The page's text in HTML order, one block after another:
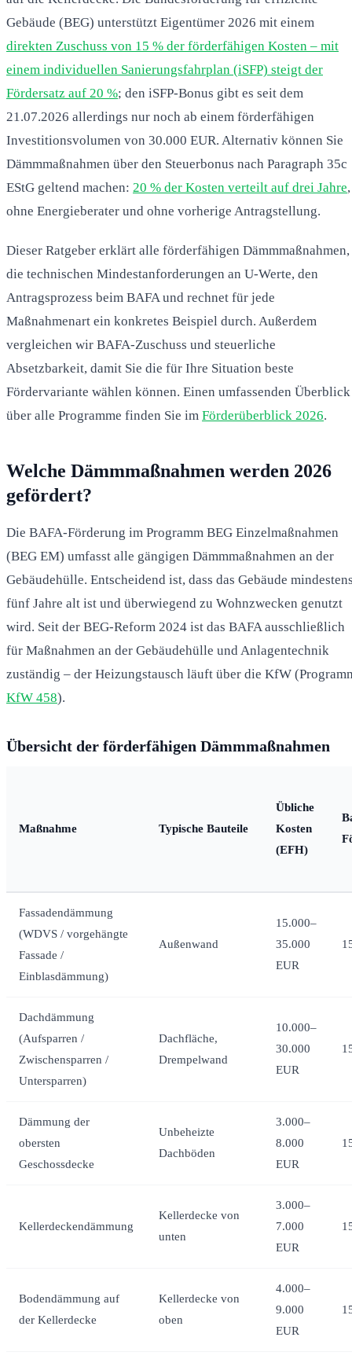
Gebäude (BEG) unterstützt Eigentümer 2026 mit einem
direkten Zuschuss von 15 % der förderfähigen Kosten – mit
einem individuellen Sanierungsfahrplan (iSFP) steigt der
Fördersatz auf 20 %; den iSFP-Bonus gibt es seit dem
21.07.2026 allerdings nur noch ab einem förderfähigen
Investitionsvolumen von 30.000 EUR. Alternativ können Sie
Dämmmaßnahmen über den Steuerbonus nach Paragraph 35c
EStG geltend machen: 20 % der Kosten verteilt auf drei Jahre,
ohne Energieberater und ohne vorherige Antragstellung.
Dieser Ratgeber erklärt alle förderfähigen Dämmmaßnahmen,
die technischen Mindestanforderungen an U-Werte, den
Antragsprozess beim BAFA und rechnet für jede
Maßnahmenart ein konkretes Beispiel durch. Außerdem
vergleichen wir BAFA-Zuschuss und steuerliche
Absetzbarkeit, damit Sie die für Ihre Situation beste
Fördervariante wählen können. Einen umfassenden Überblick
über alle Programme finden Sie im Förderüberblick 2026.
Welche Dämmmaßnahmen werden 2026
gefördert?
Die BAFA-Förderung im Programm BEG Einzelmaßnahmen
(BEG EM) umfasst alle gängigen Dämmmaßnahmen an der
Gebäudehülle. Entscheidend ist, dass das Gebäude
fünf Jahre alt ist und überwiegend zu Wohnzwecken genutzt
wird. Seit der BEG-Reform 2024 ist das BAFA ausschließlich
für Maßnahmen an der Gebäudehülle und Anlagentechnik
zuständig – der Heizungstausch läuft über die KfW
KfW 458).
Übersicht der förderfähigen Dämmmaßnahmen
Maßnahme Typische Bauteile
Übliche
Kosten
(EFH)
Fassadendämmung
(WDVS / vorgehängte
Fassade /
Einblasdämmung)
Außenwand
15.000–
35.000
EUR
Dachdämmung
(Aufsparren /
Zwischensparren /
Untersparren)
Dachfläche,
Drempelwand
10.000–
30.000
EUR
Dämmung der
obersten
Geschossdecke
Unbeheizte
Dachböden
3.000–
8.000
EUR
Kellerdeckendämmung
Kellerdecke von
unten
3.000–
7.000
EUR
Bodendämmung auf
der Kellerdecke
Kellerdecke von
oben
4.000–
9.000
EUR